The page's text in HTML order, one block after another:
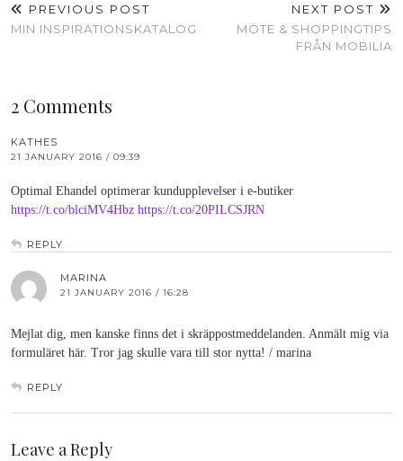
PREVIOUS POST
MIN INSPIRATIONSKATALOG
NEXT POST
MÖTE & SHOPPINGTIPS
FRÅN MOBILIA
2 Comments
KATHES
21 JANUARY 2016 / 09:39
Optimal Ehandel optimerar kundupplevelser i e-butiker
https://t.co/blciMV4Hbz https://t.co/20PILCSJRN
REPLY
MARINA
21 JANUARY 2016 / 16:28
Mejlat dig, men kanske finns det i skräppostmeddelanden. Anmält mig via
formuläret här. Tror jag skulle vara till stor nytta! / marina
REPLY
Leave a Reply